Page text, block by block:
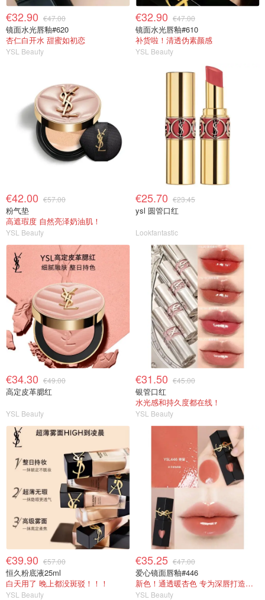
€32.90 €47.00
镜面水光唇釉#620
杏仁白开水 甜蜜如初恋
YSL Beauty
€32.90 €47.00
镜面水光唇釉#610
补货啦！清透伪素颜感
YSL Beauty
€42.00 €57.00
粉气垫
高遮瑕度 自然亮泽奶油肌！
YSL Beauty
€25.70 €23.45
ysl 圆管口红
Lookfantastic
€34.30 €49.00
高定皮革腮红
YSL Beauty
€31.50 €45.00
银管口红
水光感和持久度都在线！
YSL Beauty
€39.90 €57.00
恒久粉底液25ml
白天用了 晚上都没斑驳！！！
YSL Beauty
€35.25 €47.00
爱心镜面唇釉#446
新色！通透暖杏色 专为深唇打造的奶茶色
YSL Beauty